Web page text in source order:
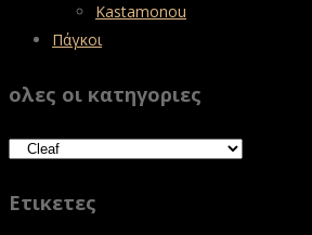
Kastamonou
Πάγκοι
ολες οι κατηγοριες
Ετικετες